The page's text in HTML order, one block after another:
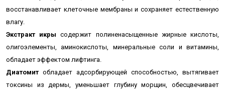
восстанавливает клеточные мембраны и сохраняет естественную
влагу.
Экстракт икры содержит полиненасыщенные жирные кислоты,
олигоэлементы, аминокислоты, минеральные соли и витамины,
обладает эффектом лифтинга.
Диатомит обладает адсорбирующей способностью, вытягивает
токсины из дермы, уменьшает глубину морщин, обесцвечивает